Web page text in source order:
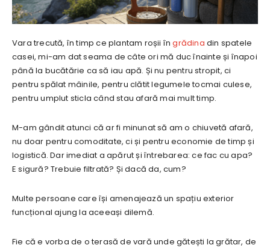
Vara trecută, în timp ce plantam roșii îngrădina din spatele
casei, mi-am dat seama de câte ori mă duc înainte și înapoi
până la bucătărie ca să iau apă. Și nu pentru stropit, ci
pentru spălat mâinile, pentru clătit legumele tocmai culese,
pentru umplut sticla când stau afară mai mult timp.
M-am gândit atunci că ar fi minunat să am o chiuvetă afară,
nu doar pentru comoditate, ci și pentru economie de timp și
logistică. Dar imediat a apărut și întrebarea: ce fac cu apa?
E sigură? Trebuie filtrată? Și dacă da, cum?
Multe persoane care își amenajează un spațiu exterior
funcțional ajung la aceeași dilemă.
Fie că e vorba de o terasă de vară unde gătești la grătar, de